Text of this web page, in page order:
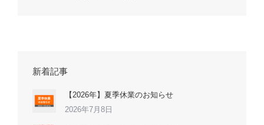
新着記事
【2026年】夏季休業のお知らせ
2026年7月8日